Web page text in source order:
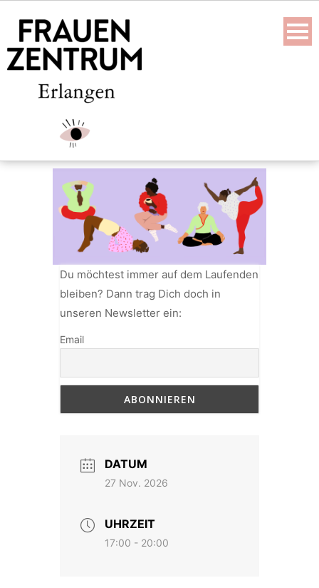
content
Du möchtest immer auf dem Laufenden
bleiben? Dann trag Dich doch in
unseren Newsletter ein:
Email
DATUM
27 Nov. 2026
UHRZEIT
17:00 - 20:00